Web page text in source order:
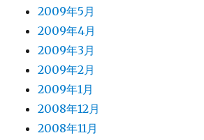
2009年5月
2009年4月
2009年3月
2009年2月
2009年1月
2008年12月
2008年11月